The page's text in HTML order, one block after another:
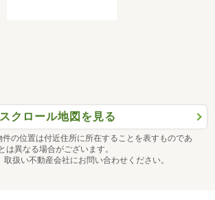
スクロール地図を見る
の位置は付近住所に所在することを表すものであ
は異なる場合がございます。
扱い不動産会社にお問い合わせください。